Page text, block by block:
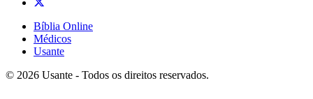
Bíblia Online
Médicos
Usante
© 2026 Usante - Todos os direitos reservados.